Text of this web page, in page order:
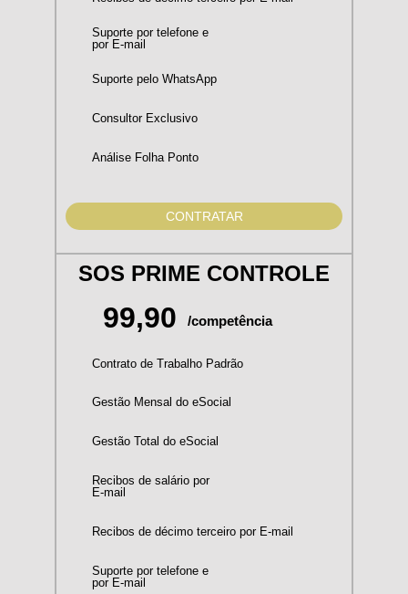
Suporte por telefone e
por E-mail
Suporte pelo WhatsApp
Consultor Exclusivo
Análise Folha Ponto
CONTRATAR
SOS PRIME CONTROLE
99,90 /competência
Contrato de Trabalho Padrão
Gestão Mensal do eSocial
Gestão Total do eSocial
Recibos de salário por
E-mail
Recibos de décimo terceiro por E-mail
Suporte por telefone e
por E-mail